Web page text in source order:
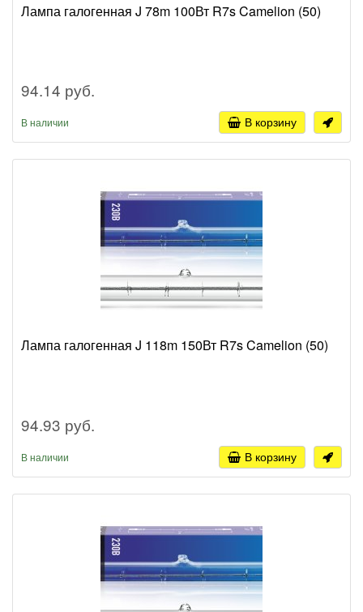
Лампа галогенная J 78m 100Вт R7s Camelion (50)
94.14 руб.
В наличии В корзину
Лампа галогенная J 118m 150Вт R7s Camelion (50)
94.93 руб.
В наличии В корзину